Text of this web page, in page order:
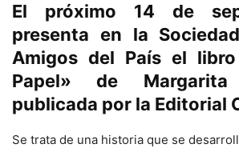
El próximo 14 de
presenta en la
Amigos del País el
Papel» de Margarita
publicada por la Editorial
Se trata de una historia que se